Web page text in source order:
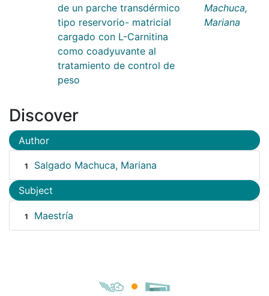
de un parche transdérmico
tipo reservorio- matricial
cargado con L-Carnitina
como coadyuvante al
tratamiento de control de
peso
Machuca,
Mariana
Discover
Author
1 Salgado Machuca, Mariana
Subject
1 Maestría